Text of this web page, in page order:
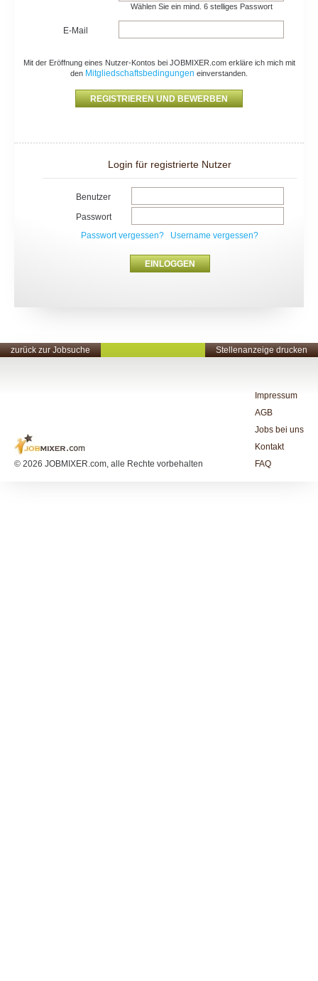
Wählen Sie ein mind. 6 stelliges Passwort
E-Mail
Mit der Eröffnung eines Nutzer-Kontos bei JOBMIXER.com erkläre ich mich mit
den Mitgliedschaftsbedingungen einverstanden.
Login für registrierte Nutzer
Benutzer
Passwort
Passwort vergessen?
Username vergessen?
zurück zur Jobsuche Stellenanzeige drucken
© 2026 JOBMIXER.com, alle Rechte vorbehalten
Impressum
AGB
Jobs bei uns
Kontakt
FAQ